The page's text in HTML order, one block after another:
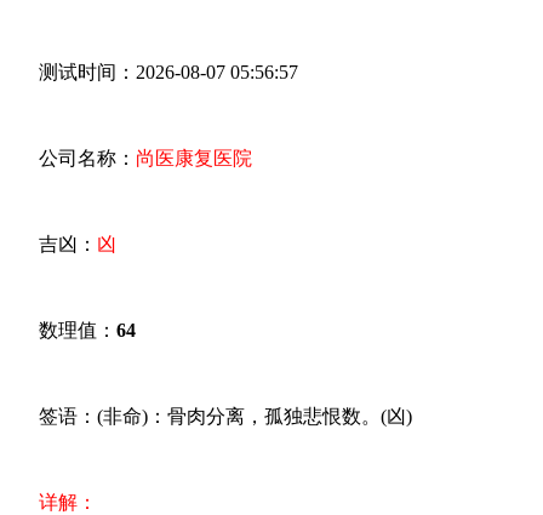
测试时间：2026-08-07 05:56:57
公司名称： 尚医康复医院
吉凶： 凶
数理值： 64
签语：(非命)：骨肉分离，孤独悲恨数。(凶)
详解：